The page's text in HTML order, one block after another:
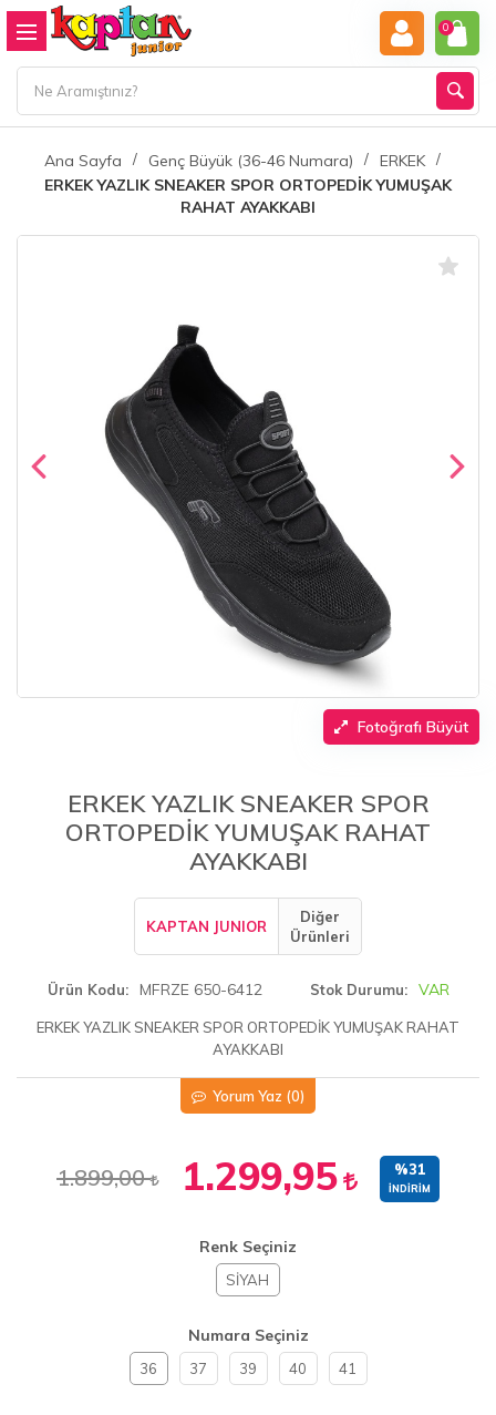
0
Ana Sayfa Genç Büyük (36-46 Numara)
ERKEK
ERKEK YAZLIK SNEAKER SPOR ORTOPEDİK YUMUŞAK
RAHAT AYAKKABI
Fotoğrafı Büyüt
ERKEK YAZLIK SNEAKER SPOR
ORTOPEDİK YUMUŞAK RAHAT
AYAKKABI
KAPTAN JUNIOR
Diğer
Ürünleri
Ürün Kodu MFRZE 650-6412 Stok Durumu VAR
ERKEK YAZLIK SNEAKER SPOR ORTOPEDİK YUMUŞAK RAHAT
AYAKKABI
Yorum Yaz (0)
1.899,00 1.299,95 %31
İNDIRIM
Renk Seçiniz
SİYAH
Numara Seçiniz
36 37 39 40 41